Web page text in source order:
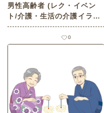
男性高齢者 (レク・イベン
ト/介護・生活の介護イラス
ト素材)
0